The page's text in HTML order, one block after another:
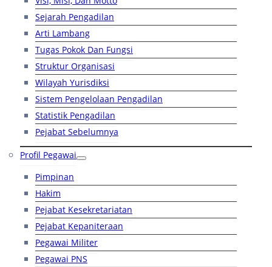
Sejarah Pengadilan
Arti Lambang
Tugas Pokok Dan Fungsi
Struktur Organisasi
Wilayah Yurisdiksi
Sistem Pengelolaan Pengadilan
Statistik Pengadilan
Pejabat Sebelumnya
Profil Pegawai
Pimpinan
Hakim
Pejabat Kesekretariatan
Pejabat Kepaniteraan
Pegawai Militer
Pegawai PNS